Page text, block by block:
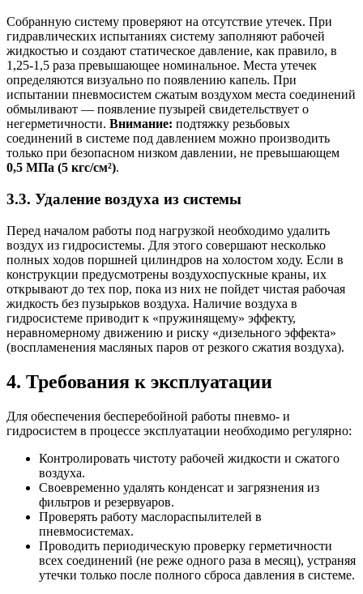
Собранную систему проверяют на отсутствие утечек. При
гидравлических испытаниях систему заполняют рабочей
жидкостью и создают статическое давление, как правило, в
1,25-1,5 раза превышающее номинальное. Места утечек
определяются визуально по появлению капель. При
испытании пневмосистем сжатым воздухом места соединений
обмыливают — появление пузырей свидетельствует о
негерметичности. Внимание: подтяжку резьбовых
соединений в системе под давлением можно производить
только при безопасном низком давлении, не превышающем
0,5 МПа (5 кгс/см²).
3.3. Удаление воздуха из системы
Перед началом работы под нагрузкой необходимо удалить
воздух из гидросистемы. Для этого совершают несколько
полных ходов поршней цилиндров на холостом ходу. Если в
конструкции предусмотрены воздухоспускные краны, их
открывают до тех пор, пока из них не пойдет чистая рабочая
жидкость без пузырьков воздуха. Наличие воздуха в
гидросистеме приводит к «пружинящему» эффекту,
неравномерному движению и риску «дизельного эффекта»
(воспламенения масляных паров от резкого сжатия воздуха).
4. Требования к эксплуатации
Для обеспечения бесперебойной работы пневмо- и
гидросистем в процессе эксплуатации необходимо регулярно:
Контролировать чистоту рабочей жидкости и сжатого
воздуха.
Своевременно удалять конденсат и загрязнения из
фильтров и резервуаров.
Проверять работу маслораспылителей в
пневмосистемах.
Проводить периодическую проверку герметичности
всех соединений (не реже одного раза в месяц), устраняя
утечки только после полного сброса давления в системе.